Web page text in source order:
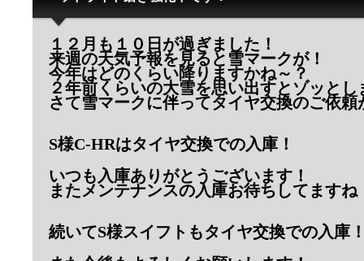
１２月も１０日が過ぎました！
来週の天気予報を見ると雪マークが！
今年はどのくらい降りますかね～？
２年前くらいの大雪を思い出すとゾッとし
さて雪マークに伴ってタイヤ交換のご依頼
S様C-HRはタイヤ交換での入庫！
いつも入庫ありがとうございます！
またメンテナンスの入庫お待ちしてますね
続いてS様スイフトもタイヤ交換での入庫